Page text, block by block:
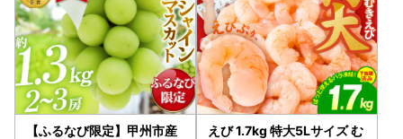
【ふるなび限定】甲州市産
えび 1.7kg 特大5Lサイズ む